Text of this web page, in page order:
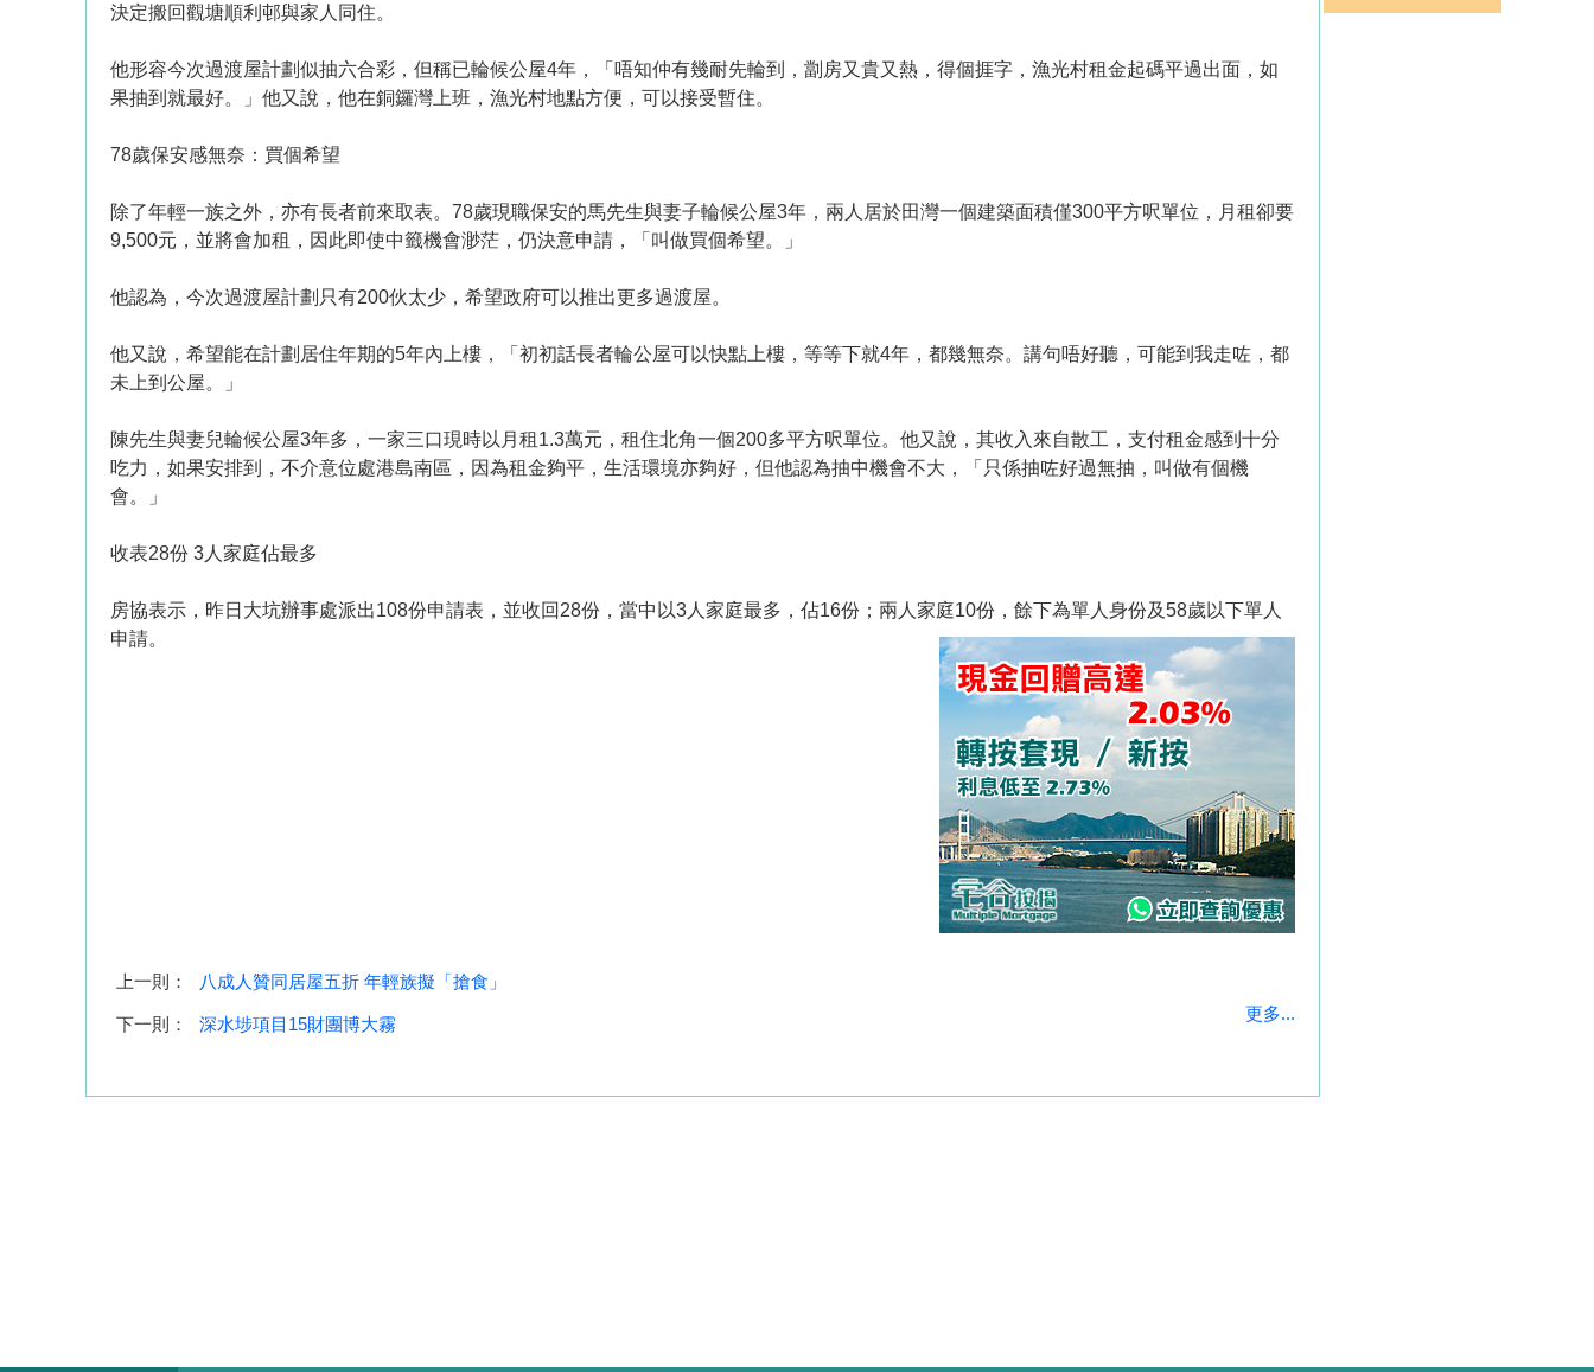
決定搬回觀塘順利邨與家人同住。
他形容今次過渡屋計劃似抽六合彩，但稱已輪候公屋4年，「唔知仲有幾耐先輪到，劏房又貴又熱，得個捱字，漁光村租金起碼平過出面，如
果抽到就最好。」他又說，他在銅鑼灣上班，漁光村地點方便，可以接受暫住。
78歲保安感無奈：買個希望
除了年輕一族之外，亦有長者前來取表。78歲現職保安的馬先生與妻子輪候公屋3年，兩人居於田灣一個建築面積僅300平方呎單位，月租卻要
9,500元，並將會加租，因此即使中籤機會渺茫，仍決意申請，「叫做買個希望。」
他認為，今次過渡屋計劃只有200伙太少，希望政府可以推出更多過渡屋。
他又說，希望能在計劃居住年期的5年內上樓，「初初話長者輪公屋可以快點上樓，等等下就4年，都幾無奈。講句唔好聽，可能到我走咗，都
未上到公屋。」
陳先生與妻兒輪候公屋3年多，一家三口現時以月租1.3萬元，租住北角一個200多平方呎單位。他又說，其收入來自散工，支付租金感到十分
吃力，如果安排到，不介意位處港島南區，因為租金夠平，生活環境亦夠好，但他認為抽中機會不大，「只係抽咗好過無抽，叫做有個機
會。」
收表28份 3人家庭佔最多
房協表示，昨日大坑辦事處派出108份申請表，並收回28份，當中以3人家庭最多，佔16份；兩人家庭10份，餘下為單人身份及58歲以下單人
申請。
上一則： 八成人贊同居屋五折 年輕族擬「搶食」
下一則： 深水埗項目15財團博大霧
更多...